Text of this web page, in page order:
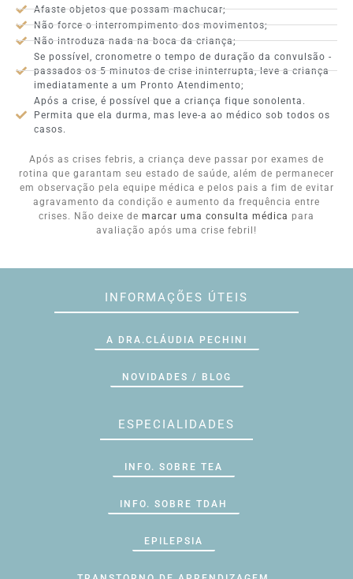
Afaste objetos que possam machucar;
Não force o interrompimento dos movimentos;
Não introduza nada na boca da criança;
Se possível, cronometre o tempo de duração da convulsão -
passados os 5 minutos de crise ininterrupta, leve a criança
imediatamente a um Pronto Atendimento;
Após a crise, é possível que a criança fique sonolenta.
Permita que ela durma, mas leve-a ao médico sob todos os
casos.
Após as crises febris, a criança deve passar por exames de
rotina que garantam seu estado de saúde, além de permanecer
em observação pela equipe médica e pelos pais a fim de evitar
agravamento da condição e aumento da frequência entre
crises. Não deixe de marcar uma consulta médica para
avaliação após uma crise febril!
INFORMAÇÕES ÚTEIS
A DRA.CLÁUDIA PECHINI
NOVIDADES / BLOG
ESPECIALIDADES
INFO. SOBRE TEA
INFO. SOBRE TDAH
EPILEPSIA